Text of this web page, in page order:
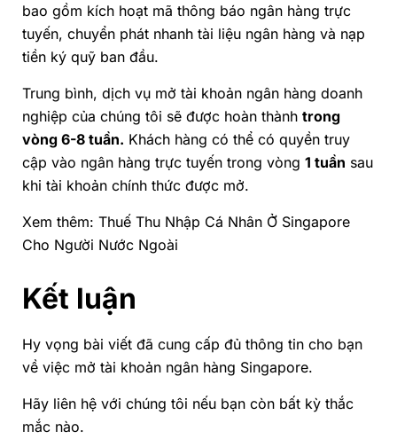
bao gồm kích hoạt mã thông báo ngân hàng trực
tuyến, chuyển phát nhanh tài liệu ngân hàng và nạp
tiền ký quỹ ban đầu.
Trung bình, dịch vụ mở tài khoản ngân hàng doanh
nghiệp của chúng tôi sẽ được hoàn thành trong
vòng 6-8 tuần. Khách hàng có thể có quyền truy
cập vào ngân hàng trực tuyến trong vòng 1 tuần sau
khi tài khoản chính thức được mở.
Xem thêm: Thuế Thu Nhập Cá Nhân Ở Singapore
Cho Người Nước Ngoài
Kết luận
Hy vọng bài viết đã cung cấp đủ thông tin cho bạn
về việc mở tài khoản ngân hàng Singapore.
Hãy liên hệ với chúng tôi nếu bạn còn bất kỳ thắc
mắc nào.